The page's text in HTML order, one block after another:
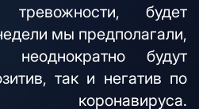
будет
мы предполагали,
будут
так и негатив по
коронавируса.